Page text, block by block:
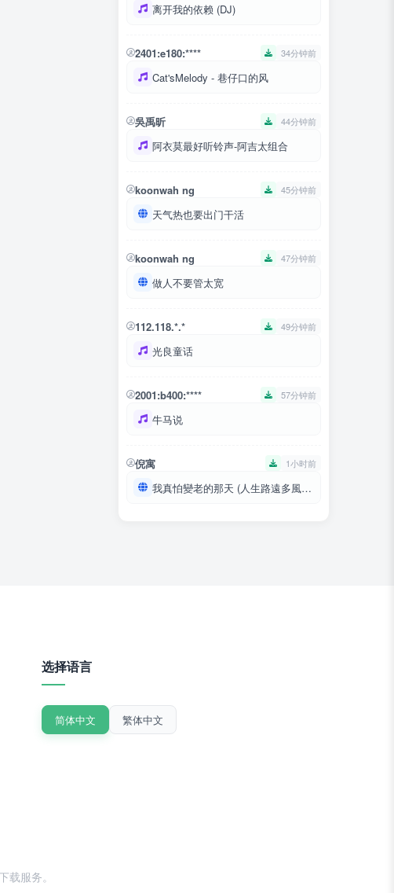
离开我的依赖 (DJ)
2401:e180:**** 34分钟前
Cat'sMelody - 巷仔口的风
吳禹昕 44分钟前
阿衣莫最好听铃声-阿吉太组合
koonwah ng 45分钟前
天气热也要出门干活
koonwah ng 47分钟前
做人不要管太宽
112.118.*.* 49分钟前
光良童话
2001:b400:**** 57分钟前
牛马说
倪寓 1小时前
我真怕變老的那天 (人生路遠多風霜)
选择语言
简体中文 繁体中文
服务。